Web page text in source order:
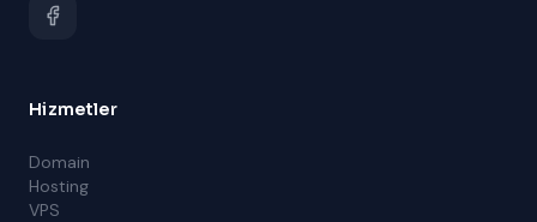
Hizmetler
Domain
Hosting
VPS